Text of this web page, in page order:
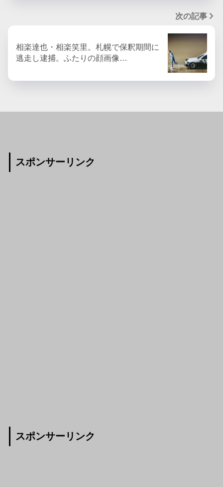
次の記事
相楽達也・相楽笑里。札幌で保釈期間に
逃走し逮捕。ふたりの顔画像…
スポンサーリンク
スポンサーリンク